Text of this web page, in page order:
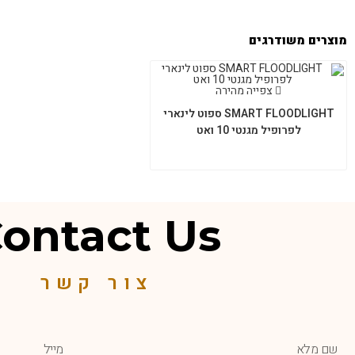
מוצרים משודרגים
צפייה מהירה
SMART FLOODLIGHT ספוט לינארי
לפרופיל מגנטי 10 ואט
Us
צור קשר